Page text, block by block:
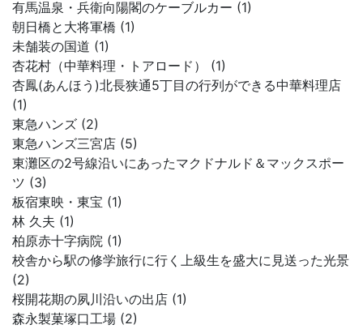
有馬温泉・兵衛向陽閣のケーブルカー (1)
朝日橋と大将軍橋 (1)
未舗装の国道 (1)
杏花村（中華料理・トアロード） (1)
杏鳳(あんほう)北長狭通5丁目の行列ができる中華料理店
(1)
東急ハンズ (2)
東急ハンズ三宮店 (5)
東灘区の2号線沿いにあったマクドナルド＆マックスポー
ツ (3)
板宿東映・東宝 (1)
林 久夫 (1)
柏原赤十字病院 (1)
校舎から駅の修学旅行に行く上級生を盛大に見送った光景
(2)
桜開花期の夙川沿いの出店 (1)
森永製菓塚口工場 (2)